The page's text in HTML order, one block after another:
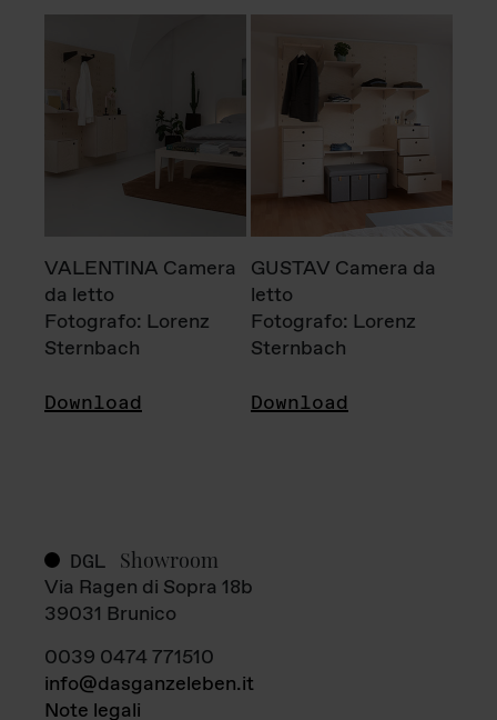
VALENTINA Camera
da letto
Fotografo: Lorenz
Sternbach
Download
GUSTAV Camera da
letto
Fotografo: Lorenz
Sternbach
Download
DGL Showroom
Via Ragen di Sopra 18b
39031 Brunico
0039 0474 771510
info@dasganzeleben.it
Note legali